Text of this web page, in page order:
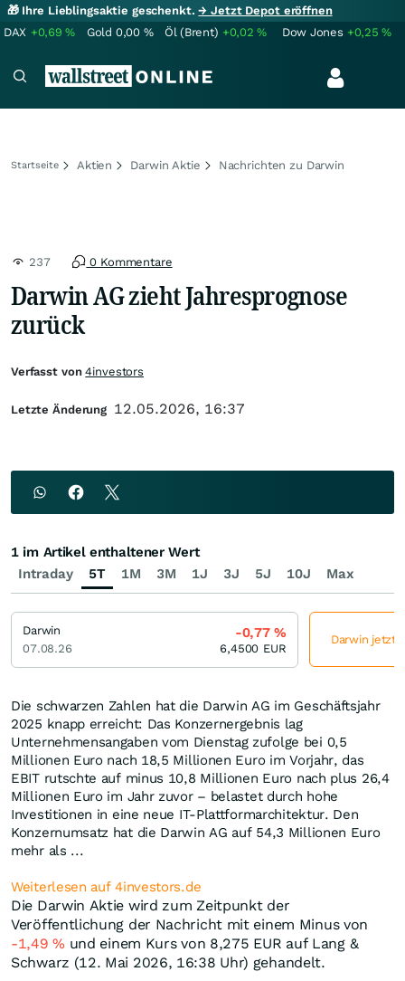
🎁 Ihre Lieblingsaktie geschenkt.→ Jetzt Depot eröffnen
DAX +0,69% Gold 0,00 % Öl (Brent) +0,02% Dow Jones +0,25%
Startseite Aktien Darwin Aktie Nachrichten zu Darwin
237 0 Kommentare
Darwin AG zieht Jahresprognose
zurück
Die schwarzen Zahlen hat die Darwin AG im Geschäftsjahr
2025 knapp erreicht: Das Konzernergebnis lag
Unternehmensangaben vom Dienstag zufolge bei 0,5
Millionen Euro nach 18,5 Millionen Euro im Vorjahr, das
EBIT rutschte auf minus 10,8 Millionen Euro nach plus 26,4
Millionen Euro im Jahr zuvor – belastet durch hohe
Investitionen in eine neue IT-Plattformarchitektur. Den
Konzernumsatz hat die Darwin AG auf 54,3 Millionen Euro
mehr als ...
Weiterlesen auf 4investors.de
Die Darwin Aktie wird zum Zeitpunkt der
Veröffentlichung der Nachricht mit einem Minus von
-1,49% und einem Kurs von 8,275 EUR auf Lang &
Schwarz (12. Mai 2026, 16:38 Uhr) gehandelt.
Verfasst von4investors
Letzte Änderung 12.05.2026, 16:37
Intraday 5T 1M 3M 1J 3J 5J 10J Max
1 im Artikel enthaltener Wert
Darwin
07.08.26
-0,77%
6,4500 EUR
Darwin jetzt